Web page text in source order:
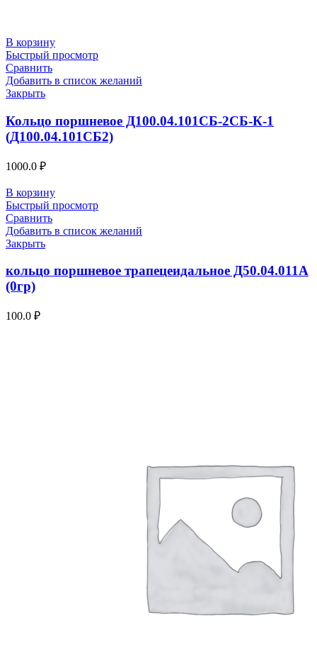
В корзину
Быстрый просмотр
Сравнить
Добавить в список желаний
Закрыть
Кольцо поршневое Д100.04.101СБ-2СБ-К-1
(Д100.04.101СБ2)
1000.0 ₽
В корзину
Быстрый просмотр
Сравнить
Добавить в список желаний
Закрыть
кольцо поршневое трапецеидальное Д50.04.011А
(0гр)
100.0 ₽